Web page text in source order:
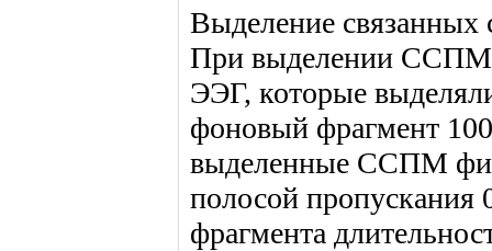
Выделение
При выделении ССПМ
ЭЭГ, которые
фоновый фрагмент
выделенные ССПМ
полосой пропускания
фрагмента